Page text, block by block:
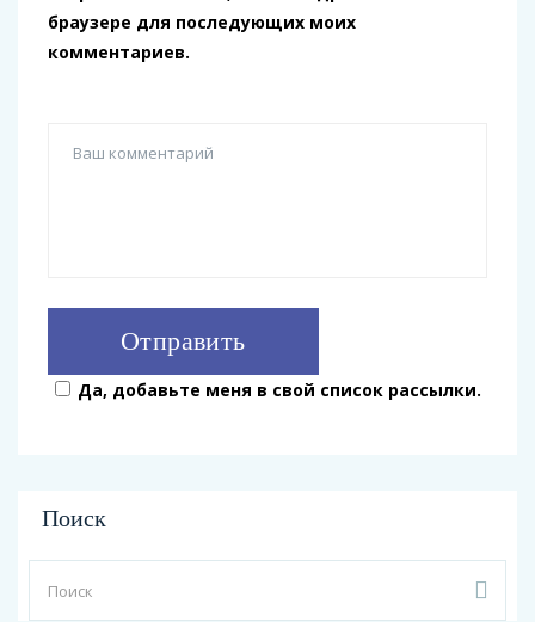
браузере для последующих моих
комментариев.
Да, добавьте меня в свой список рассылки.
Поиск